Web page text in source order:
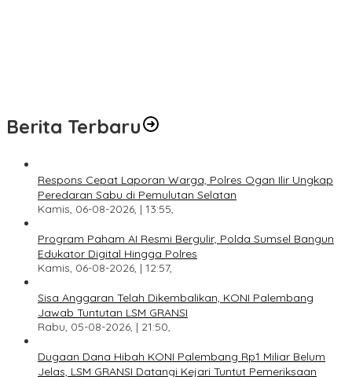
Berita Terbaru
Respons Cepat Laporan Warga, Polres Ogan Ilir Ungkap
Peredaran Sabu di Pemulutan Selatan
Kamis, 06-08-2026, | 13:55,
Program Paham AI Resmi Bergulir, Polda Sumsel Bangun
Edukator Digital Hingga Polres
Kamis, 06-08-2026, | 12:57,
Sisa Anggaran Telah Dikembalikan, KONI Palembang
Jawab Tuntutan LSM GRANSI
Rabu, 05-08-2026, | 21:50,
Dugaan Dana Hibah KONI Palembang Rp1 Miliar Belum
Jelas, LSM GRANSI Datangi Kejari Tuntut Pemeriksaan